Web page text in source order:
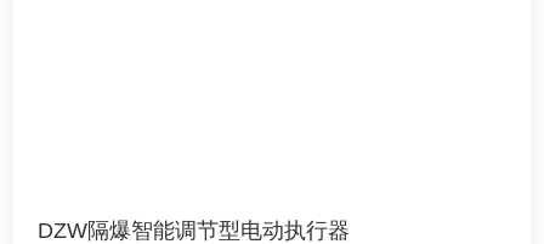
DZW隔爆智能调节型电动执行器